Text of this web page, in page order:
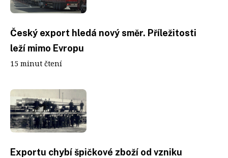
Český export hledá nový směr. Příležitosti
leží mimo Evropu
15 minut čtení
Exportu chybí špičkové zboží od vzniku